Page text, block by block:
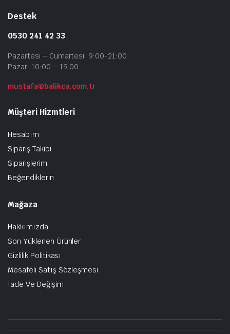
Destek
0530 241 42 33
Pazartesi – Cumartesi: 9:00-21:00
Pazar: 10:00 – 19:00
mustafa@balikca.com.tr
Müşteri Hizmtleri
Hesabım
Sipariş Takibi
Siparişlerim
Beğendiklerin
Mağaza
Hakkımızda
Son Yüklenen Ürünler
Gizlilik Politikası
Mesafeli Satış Sözleşmesi
İade Ve Değişim